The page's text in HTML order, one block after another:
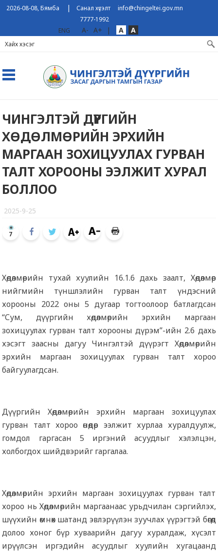
2026-08-08, Бямба | Санал хүсэлт
info@chingeltei.gov.mn
7777-1992
ENG
A- A+ | A A
ЧИНГЭЛТЭЙ ДҮҮРГИЙН
ХӨДӨЛМӨРИЙН ЭРХИЙН
МАРГААН ЗОХИЦУУЛАХ ГУРВАН
ТАЛТ ХОРООНЫ ЭЭЛЖИТ ХУРАЛ
БОЛЛОО
2025-9-25
7
Хөдөлмөрийн тухай хуулийн 16.1.6 дахь заалт, Хөдөлмөр
нийгмийн түншлэлийн гурван талт үндэсний
хорооны 2022 оны 5 дугаар тогтоолоор батлагдсан
“Сум, дүүргийн хөдөлмөрийн эрхийн маргаан
зохицуулах гурван талт хорооны дүрэм”-ийн 2.6 дахь
хэсэгт заасны дагуу Чингэлтэй дүүрэгт Хөдөлмөрийн
эрхийн маргаан зохицуулах гурван талт хороо
байгуулагдсан.
Дүүргийн Хөдөлмөрийн эрхийн маргаан зохицуулах
гурван талт хороо өнөөдөр ээлжит хурлаа хуралдуулж,
гомдол гаргасан 5 иргэний асуудлыг хэлэлцэн,
холбогдох шийдвэрийг гаргалаа.
Хөдөлмөрийн эрхийн маргаан зохицуулах гурван талт
хороо нь Хөдөлмөрийн маргаанаас урьдчилан сэргийлэх,
шүүхийн өмнөх шатанд эвлэрүүлэн зуучлах үүрэгтэй бөгөөд
долоо хоног бүр хуваарийн дагуу хуралдаж, хүсэлт
ирүүлсэн иргэдийн асуудлыг хуулийн хугацаанд